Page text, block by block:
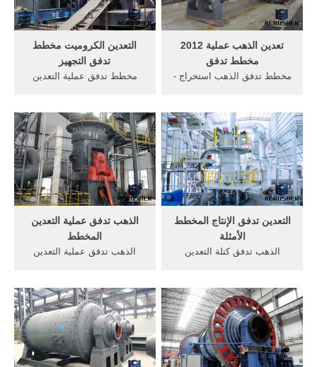
التعدين الكروميت مخطط
تدفق التجهيز
مخطط تدفق عملية التعدين
تدفق خدمة العملاء . ... الذهب
آلات التعدين في الهند
خاماتالذهب معدات التجهيز,
معدات كسارة الحجر سحق,
معدات .
تعدين الذهب عملية 2012
مخطط تدفق
مخطط تدفق الذهب استخراج -
تدفق كتلة من الحجر, أفضل من
الذهب غسل, مخطط . ...
الذهب معدات التعدين/ ماكينات
تعدين ومناجم الذهب/ آلة
استرداد الذهب ...
الذهب تدفق عملية التعدين
المخطط
الذهب تدفق عملية التعدين
كشف الذهب والمعادن والمياه
الجوفيه احصل عليها الآن
بافضل ...
التعدين تدفق الإنتاج المخطط
الأمثلة
الذهب تدفق كتلة التعدين
التعدين المخطط, تعدين الذهب
معدات التجهيز آر إس .